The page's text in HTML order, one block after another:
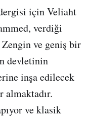
için Veliaht
verdiği
ve geniş bir
devletinin
inşa edilecek
almaktadır.
ve klasik